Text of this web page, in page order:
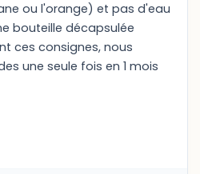
ou l'orange) et pas d'eau
bouteille décapsulée
ces consignes, nous
une seule fois en 1 mois